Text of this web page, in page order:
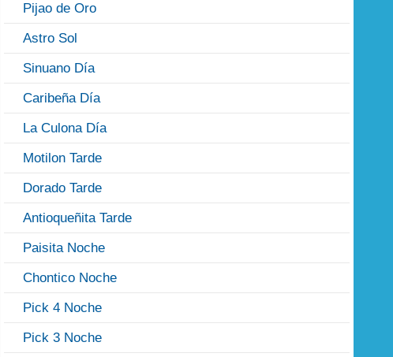
Pijao de Oro
Astro Sol
Sinuano Día
Caribeña Día
La Culona Día
Motilon Tarde
Dorado Tarde
Antioqueñita Tarde
Paisita Noche
Chontico Noche
Pick 4 Noche
Pick 3 Noche